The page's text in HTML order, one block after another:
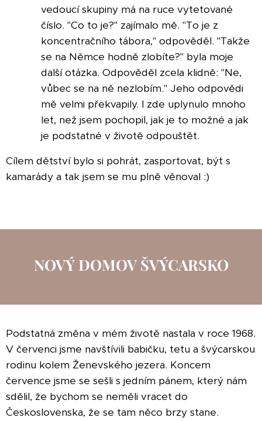
vedoucí skupiny má na ruce vytetované
číslo. "Co to je?" zajímalo mě. "To je z
koncentračního tábora," odpověděl. "Takže
se na Němce hodně zlobíte?" byla moje
další otázka. Odpověděl zcela klidně: "Ne,
vůbec se na ně nezlobím." Jeho odpovědi
mě velmi překvapily. I zde uplynulo mnoho
let, než jsem pochopil, jak je to možné a jak
je podstatné v životě odpouštět.
Cílem dětství bylo si pohrát, zasportovat, být s
kamarády a tak jsem se mu plně věnoval :)
NOVÝ DOMOV ŠVÝCARSKO
Podstatná změna v mém životě nastala v roce 1968.
V červenci jsme navštívili babičku, tetu a švýcarskou
rodinu kolem Ženevského jezera. Koncem
července jsme se sešli s jedním pánem, který nám
sdělil, že bychom se neměli vracet do
Československa, že se tam něco brzy stane.